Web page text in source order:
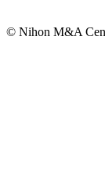
© Nihon M&A